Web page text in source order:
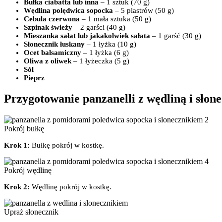
Bułka ciabatta lub inna – 1 sztuk (70 g)
Wędlina polędwica sopocka – 5 plastrów (50 g)
Cebula czerwona – 1 mała sztuka (50 g)
Szpinak świeży – 2 garści (40 g)
Mieszanka sałat lub jakakolwiek sałata – 1 garść (30 g)
Słonecznik łuskany – 1 łyżka (10 g)
Ocet balsamiczny – 1 łyżka (6 g)
Oliwa z oliwek– 1 łyżeczka (5 g)
Sól
Pieprz
Przygotowanie panzanelli z wędliną i
Pokrój bułkę
Krok 1: Bułkę pokrój w kostkę.
Pokrój wędlinę
Krok 2: Wędlinę pokrój w kostkę.
Upraż słonecznik